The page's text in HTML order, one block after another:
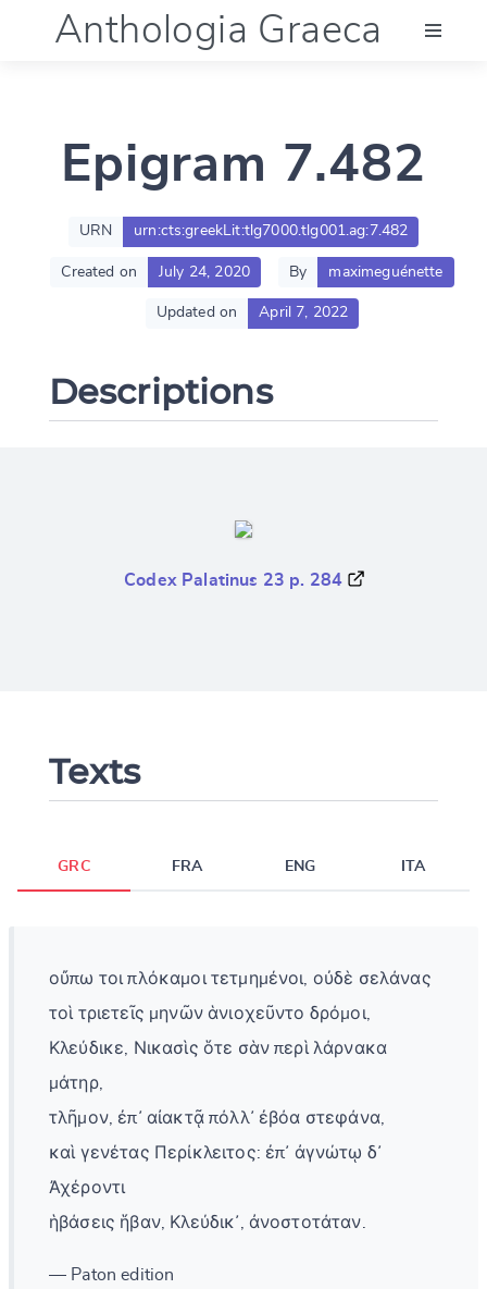
Anthologia Graeca
Language (en)
Documentation
Epigram 7.482
URN urn:cts:greekLit:tlg7000.tlg001.ag:7.482
Created on July 24, 2020 By maximeguénette
Updated on April 7, 2022
Descriptions
Codex Palatinus 23 p. 284
Texts
GRC FRA ENG ITA
οὔπω τοι πλόκαμοι τετμημένοι, οὐδὲ σελάνας
τοὶ τριετεῖς μηνῶν ἁνιοχεῦντο δρόμοι,
Κλεύδικε, Νικασὶς ὅτε σὰν περὶ λάρνακα
μάτηρ,
τλῆμον, ἐπ᾽ αἰακτᾷ πόλλ᾽ ἐβόα στεφάνα,
καὶ γενέτας Περίκλειτος: ἐπ᾽ ἀγνώτῳ δ᾽
Ἀχέροντι
ἡβάσεις ἥβαν, Κλεύδικ᾽, ἀνοστοτάταν.
— Paton edition